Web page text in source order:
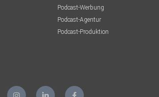
Podcast-Werbung
Podcast-Agentur
Podcast-Produktion